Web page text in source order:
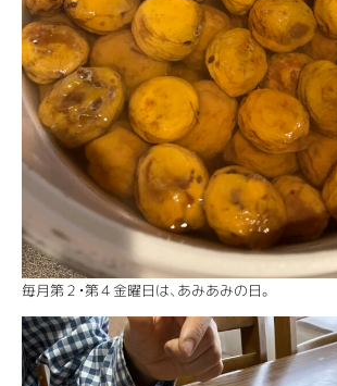
毎月第２・第４金曜日は、あみあみの日。